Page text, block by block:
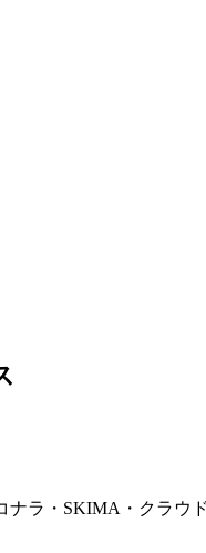
ラ・SKIMA・クラ